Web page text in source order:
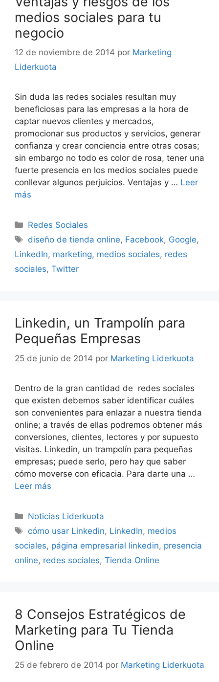
medios sociales para tu
negocio
12 de noviembre de 2014 por Marketing
Liderkuota
Sin duda las redes sociales resultan muy
beneficiosas para las empresas a la hora de
captar nuevos clientes y mercados,
promocionar sus productos y servicios, generar
confianza y crear conciencia entre otras cosas;
sin embargo no todo es color de rosa, tener una
fuerte presencia en los medios sociales puede
conllevar algunos perjuicios. Ventajas y … Leer
más
Categorías
Redes Sociales
Etiquetas
diseño de tienda online, Facebook, Google,
LinkedIn, marketing, medios sociales, redes
sociales, Twitter
Linkedin, un Trampolín para
Pequeñas Empresas
25 de junio de 2014 por Marketing Liderkuota
Dentro de la gran cantidad de redes sociales
que existen debemos saber identificar cuáles
son convenientes para enlazar a nuestra tienda
online; a través de ellas podremos obtener más
conversiones, clientes, lectores y por supuesto
visitas. Linkedin, un trampolín para pequeñas
empresas; puede serlo, pero hay que saber
cómo moverse con eficacia. Para darte una …
Leer más
Categorías
Noticias Liderkuota
Etiquetas
cómo usar Linkedin, LinkedIn, medios
sociales, página empresarial linkedin, presencia
online, redes sociales, Tienda Online
8 Consejos Estratégicos de
Marketing para Tu Tienda
Online
25 de febrero de 2014 por Marketing Liderkuota